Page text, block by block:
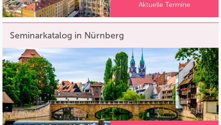
Aktuelle Termine
Seminarkatalog in Nürnberg